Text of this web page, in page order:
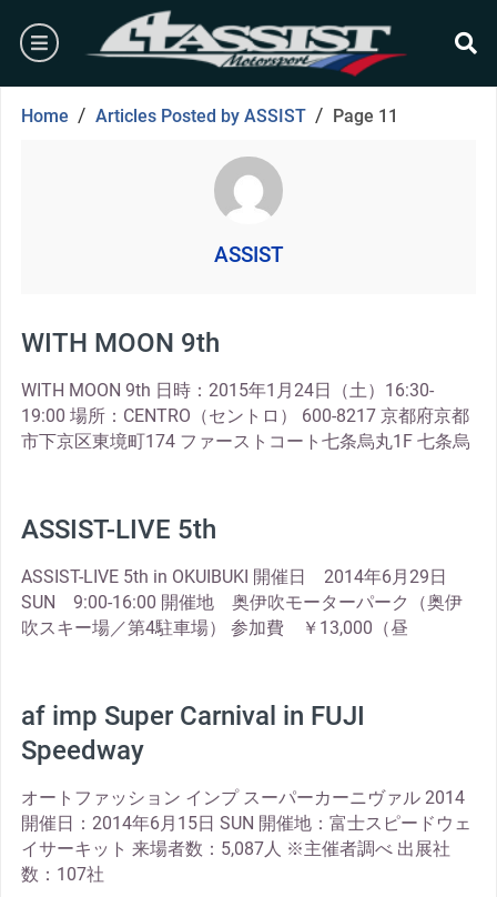
content
burger
ASSIST
Home / Articles Posted by ASSIST / Page 11
ASSIST
WITH MOON 9th
WITH MOON 9th 日時：2015年1月24日（土）16:30-
19:00 場所：CENTRO（セントロ） 600-8217 京都府京都
市下京区東境町174 ファーストコート七条烏丸1F 七条烏
ASSIST-LIVE 5th
ASSIST-LIVE 5th in OKUIBUKI 開催日 2014年6月29日
SUN 9:00-16:00 開催地 奥伊吹モーターパーク（奥伊
吹スキー場／第4駐車場） 参加費 ￥13,000（昼
af imp Super Carnival in FUJI
Speedway
オートファッション インプ スーパーカーニヴァル 2014
開催日：2014年6月15日 SUN 開催地：富士スピードウェ
イサーキット 来場者数：5,087人 ※主催者調べ 出展社
数：107社